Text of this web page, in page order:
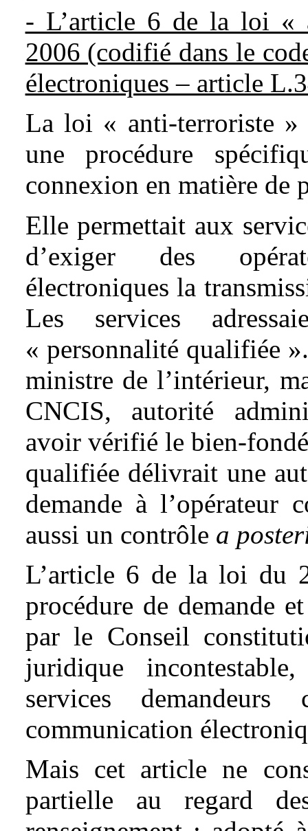
- L’article 6 de la loi «
2006 (codifié dans le
électroniques – article
La loi « anti-terroriste
une procédure
connexion en matière de
Elle permettait aux
d’exiger des
électroniques la
Les services
« personnalité qualifiée
ministre de l’intérieur,
CNCIS, autorité
avoir vérifié le bien-
qualifiée délivrait une
demande à l’opérateur
aussi un contrôle a
L’article 6 de la loi du
procédure de demande
par le Conseil
juridique
services
communication
Mais cet article ne
partielle au regard